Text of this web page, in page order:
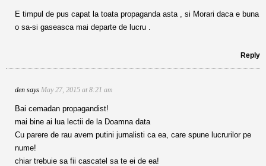
E timpul de pus capat la toata propaganda asta , si Morari daca e buna
o sa-si gaseasca mai departe de lucru .
Reply
den says May 27, 2015 at 8:21 am
Bai cemadan propagandist!
mai bine ai lua lectii de la Doamna data
Cu parere de rau avem putini jurnalisti ca ea, care spune lucrurilor pe
nume!
chiar trebuie sa fii cascatel sa te ei de ea!